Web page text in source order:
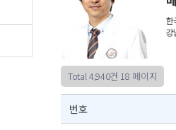
Total 4,940건 18 페이지
번호